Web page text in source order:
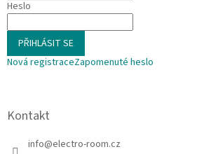
Heslo
PŘIHLÁSIT SE
Nová registraceZapomenuté heslo
Kontakt
info@electro-room.cz